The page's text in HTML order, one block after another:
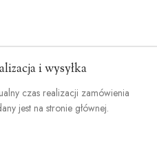
i wysyłka
czas realizacji zamówienia
jest na stronie głównej.